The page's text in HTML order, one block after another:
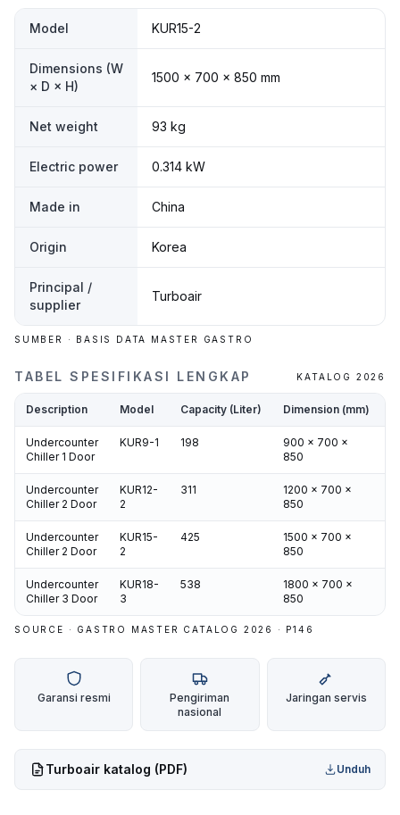
Model KUR15-2
Dimensions (W
× D × H)
1500 × 700 × 850 mm
Net weight 93 kg
Electric power 0.314 kW
Made in China
Origin Korea
Principal /
supplier
Turboair
SUMBER · BASIS DATA MASTER GASTRO
TABEL SPESIFIKASI LENGKAP KATALOG 2026
Description Model Capacity (Liter) Dimension (mm)
Undercounter
Chiller 1 Door
KUR9-1 198
900 x 700 x
850
Undercounter
Chiller 2 Door
KUR12-
2
311
1200 x 700 x
850
Undercounter
Chiller 2 Door
KUR15-
2
425
1500 x 700 x
850
Undercounter
Chiller 3 Door
KUR18-
3
538
1800 x 700 x
850
SOURCE · GASTRO MASTER CATALOG 2026 · P146
Garansi resmi
Pengiriman
nasional
Jaringan servis
Turboair katalog (PDF) Unduh